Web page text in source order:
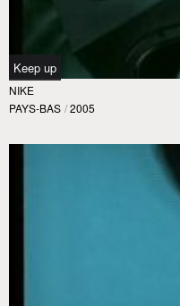
Keep up
NIKE
PAYS-BAS / 2005